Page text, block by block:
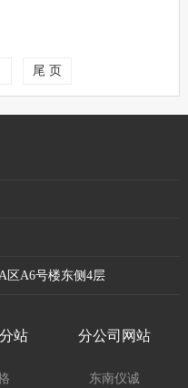
尾 页
区A6号楼东侧4层
站 分公司网站
东南仪诚